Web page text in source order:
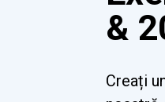
&
Creați